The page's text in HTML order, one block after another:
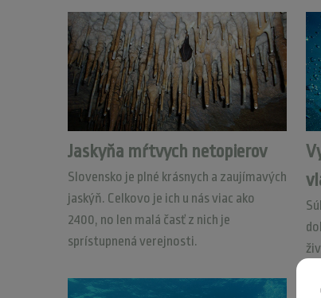
Jaskyňa mŕtvych netopierov
Slovensko je plné krásnych a zaujímavých
jaskýň. Celkovo je ich u nás viac ako
2400, no len malá časť z nich je
sprístupnená verejnosti.